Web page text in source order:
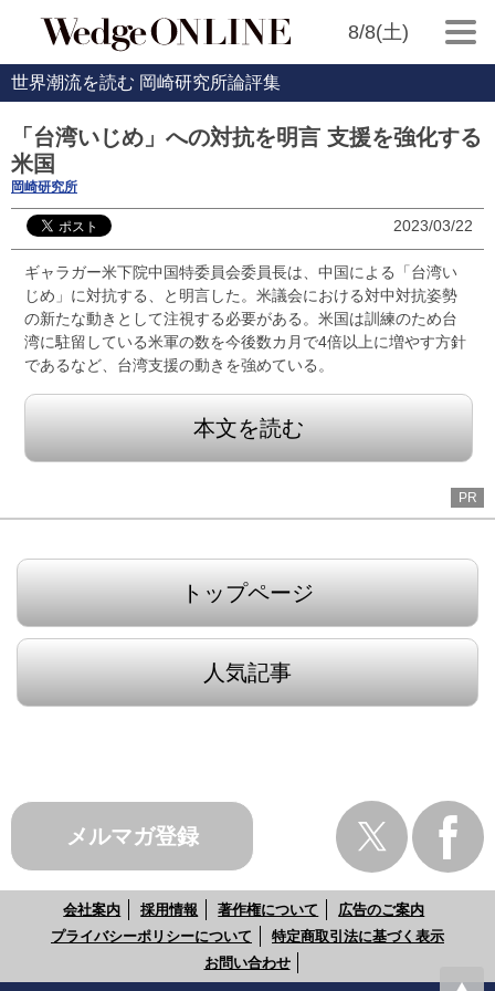
8/8(土)
世界潮流を読む 岡崎研究所論評集
「台湾いじめ」への対抗を明言 支援を強化する
米国
岡崎研究所
2023/03/22
ギャラガー米下院中国特委員会委員長は、中国による「台湾い
じめ」に対抗する、と明言した。米議会における対中対抗姿勢
の新たな動きとして注視する必要がある。米国は訓練のため台
湾に駐留している米軍の数を今後数カ月で4倍以上に増やす方針
であるなど、台湾支援の動きを強めている。
本文を読む
PR
トップページ
人気記事
メルマガ登録
会社案内 採用情報 著作権について
広告のご案内
プライバシーポリシーについて
特定商取引法に基づく表示
お問い合わせ